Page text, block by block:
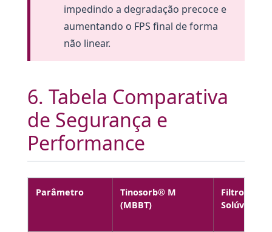
impedindo a degradação precoce e
aumentando o FPS final de forma
não linear.
6. Tabela Comparativa
de Segurança e
Performance
Parâmetro
Tinosorb® M
(MBBT)
Filtro
Solúvel